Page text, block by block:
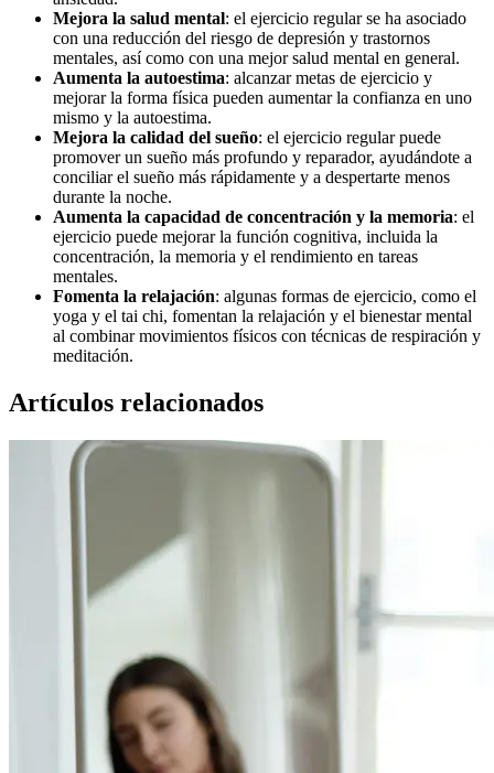
Mejora la salud mental: el ejercicio regular se ha asociado
con una reducción del riesgo de depresión y trastornos
mentales, así como con una mejor salud mental en general.
Aumenta la autoestima: alcanzar metas de ejercicio y
mejorar la forma física pueden aumentar la confianza en uno
mismo y la autoestima.
Mejora la calidad del sueño: el ejercicio regular puede
promover un sueño más profundo y reparador, ayudándote a
conciliar el sueño más rápidamente y a despertarte menos
durante la noche.
Aumenta la capacidad de concentración y la memoria: el
ejercicio puede mejorar la función cognitiva, incluida la
concentración, la memoria y el rendimiento en tareas
mentales.
Fomenta la relajación: algunas formas de ejercicio, como el
yoga y el tai chi, fomentan la relajación y el bienestar mental
al combinar movimientos físicos con técnicas de respiración y
meditación.
Artículos relacionados